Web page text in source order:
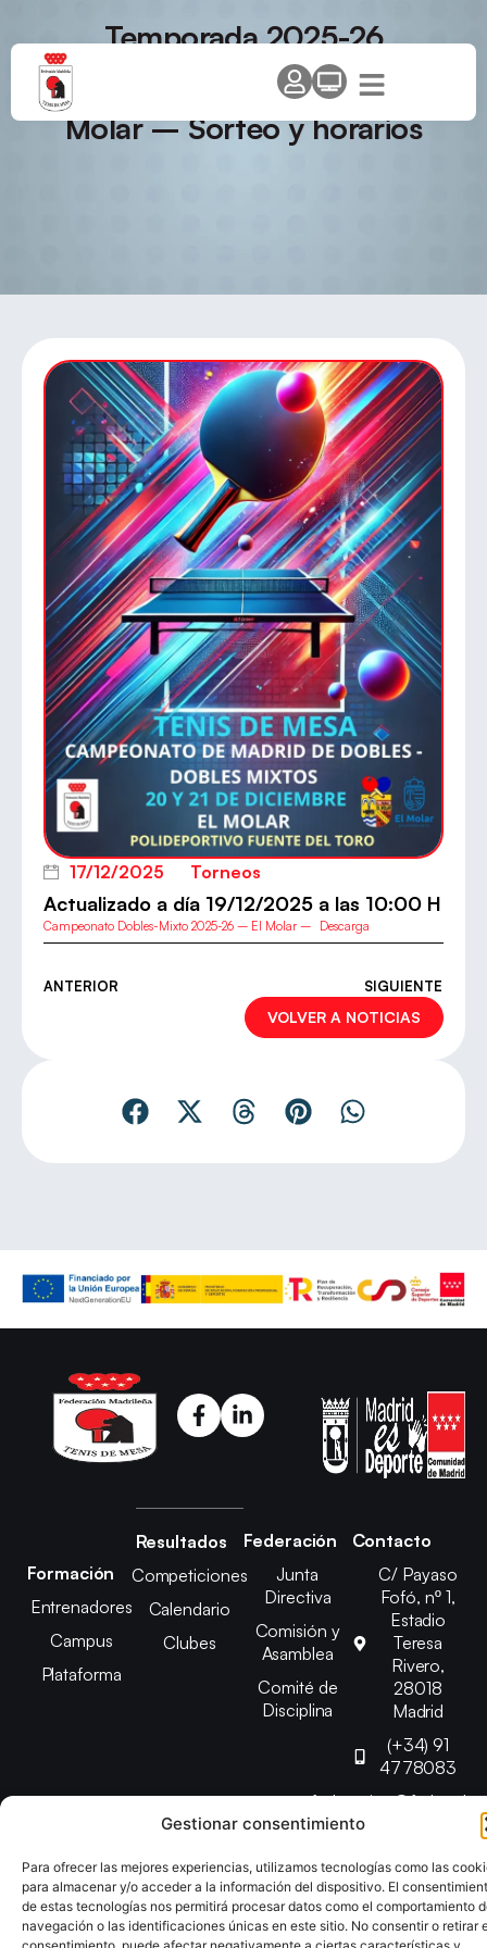
Gestionar consentimiento
Para ofrecer las mejores experiencias, utilizamos tecnologías como las
para almacenar y/o acceder a la información del dispositivo. El
de estas tecnologías nos permitirá procesar datos como el comportamiento
navegación o las identificaciones únicas en este sitio. No consentir o retirar
Temporada 2025-26
Campeonato de Madrid de
Dobles Y Dobles Mixtos – El
Molar – Sorteo y horarios
17/12/2025 Torneos
Actualizado a día 19/12/2025 a las 10:00 H
Campeonato Dobles-Mixto 2025-26 – El Molar – Descarga
ANTERIOR SIGUIENTE
VOLVER A NOTICIAS
Formación
Entrenadores
Campus
Plataforma
Resultados
Competiciones
Calendario
Clubes
Federación
Junta
Directiva
Comisión y
Asamblea
Comité de
Disciplina
Contacto
C/ Payaso
Fofó, nº 1,
Estadio
Teresa
Rivero,
28018
Madrid
(+34) 91
4778083
Copyright © 2025 Federación Madrileña de Tenis de Mesa |
Desarrollado porTOOOLS